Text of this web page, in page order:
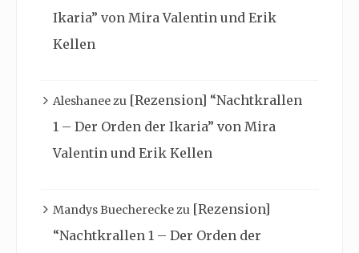
Ikaria” von Mira Valentin und Erik
Kellen
Aleshaneezu [Rezension] “Nachtkrallen
1 – Der Orden der Ikaria” von Mira
Valentin und Erik Kellen
Mandys Buechereckezu [Rezension]
“Nachtkrallen 1 – Der Orden der